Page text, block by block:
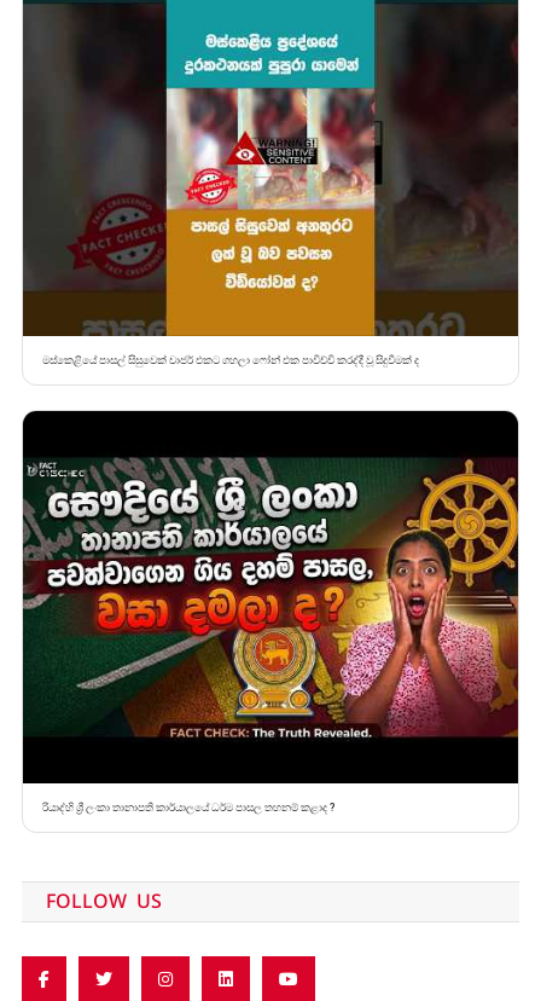
මස්කෙළියේ පාසල් සිසුවෙක් චාජර් එකට ගහලා ෆෝන් එක පාවිච්චි කරද්දී වූ සිදුවීමක් ද
රියාද්හි ශ්‍රී ලංකා තානාපති කාර්යාලයේ ධර්ම පාසල තහනම් කළාද ?
FOLLOW US